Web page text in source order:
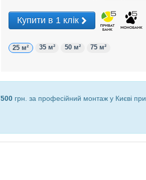
Купити в 1 клік
25 м² 35 м² 50 м² 75 м²
грн. за професійний монтаж у Києві при